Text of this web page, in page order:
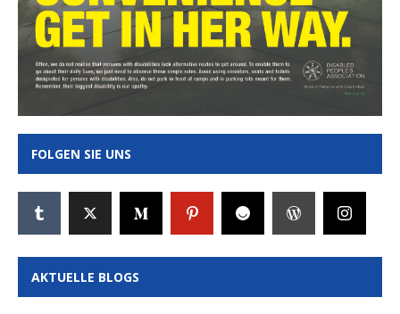
FOLGEN SIE UNS
AKTUELLE BLOGS